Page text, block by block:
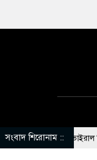
সংবাদ শিরোনাম ::
‘ভাইরাল মিজান’ গ্রেপ্তার